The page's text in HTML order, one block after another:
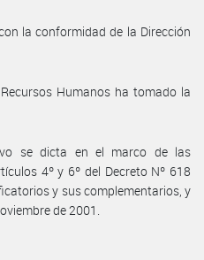
la conformidad de la Dirección
Humanos ha tomado la
se dicta en el marco de las
4º y 6º del Decreto Nº 618
y sus complementarios, y
de 2001.